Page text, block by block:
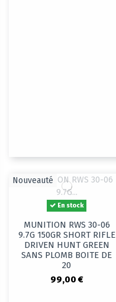
Nouveauté
En stock
MUNITION RWS 30-06
9.7G 150GR SHORT RIFLE
DRIVEN HUNT GREEN
SANS PLOMB BOITE DE
20
99,00 €